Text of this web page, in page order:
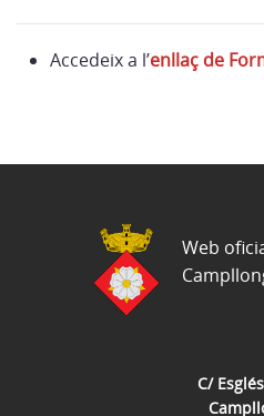
Accedeix a l’enllaç de
C/
Web